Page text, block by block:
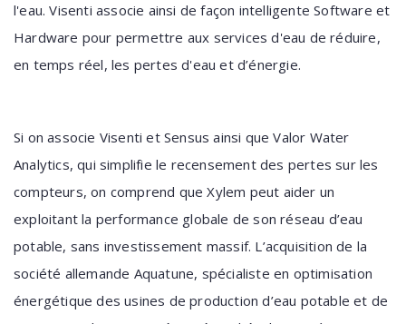
l'eau. Visenti associe ainsi de façon intelligente Software et
Hardware pour permettre aux services d'eau de réduire,
en temps réel, les pertes d'eau et d’énergie.
Si on associe Visenti et Sensus ainsi que Valor Water
Analytics, qui simplifie le recensement des pertes sur les
compteurs, on comprend que Xylem peut aider un
exploitant la performance globale de son réseau d’eau
potable, sans investissement massif. L’acquisition de la
société allemande Aquatune, spécialiste en optimisation
énergétique des usines de production d’eau potable et de